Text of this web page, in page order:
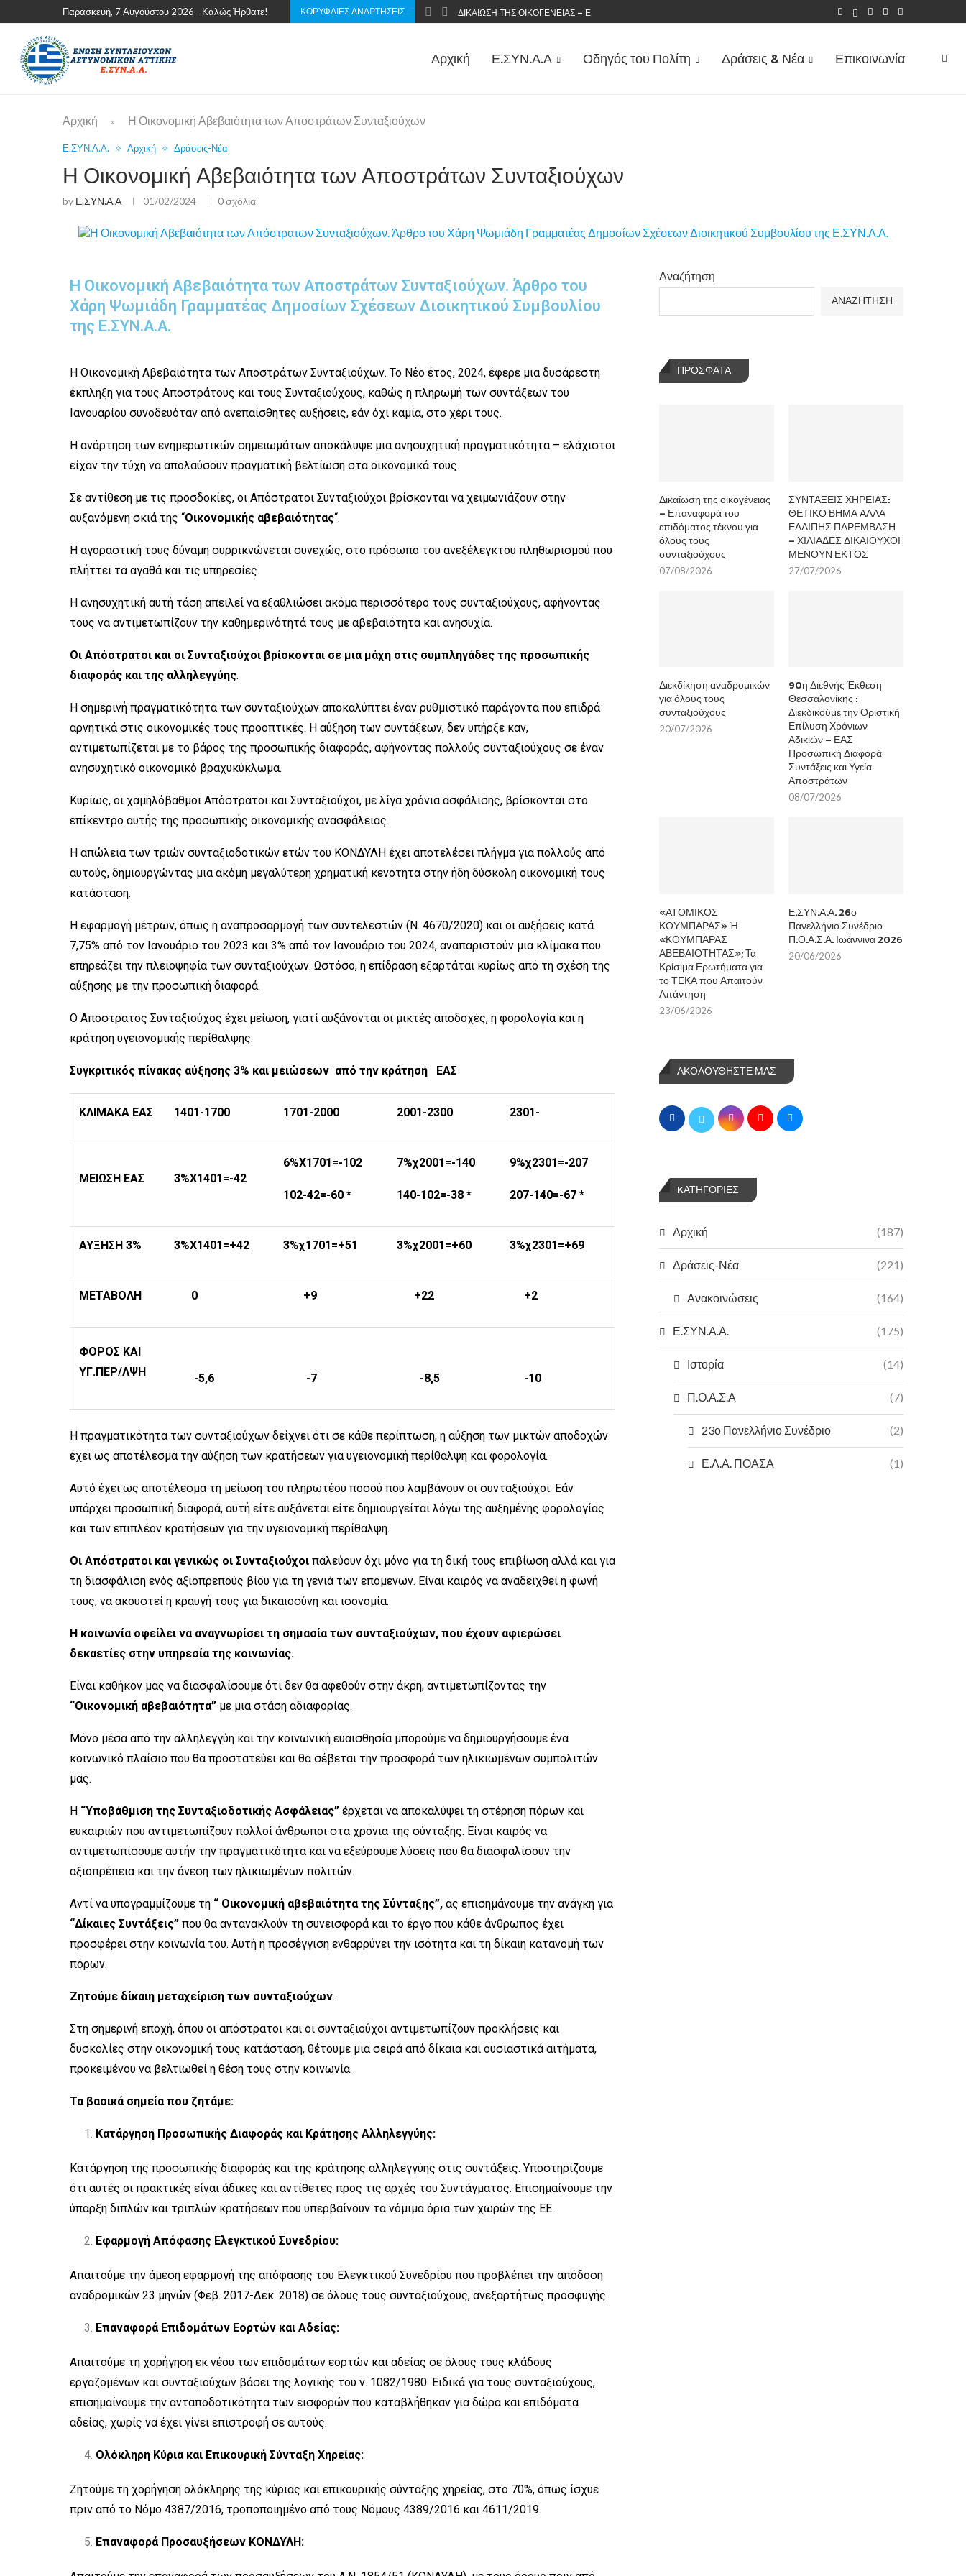
Παρασκευή, 7 Αυγούστου 2026 - Καλώς Ήρθατε! ΚΟΡΥΦΑΊΕΣ ΑΝΑΡΤΉΣΕΙΣ ΔΙΚΑΊΩΣΗ ΤΗΣ ΟΙΚΟΓΈΝΕΙΑΣ – ΕΠΑΝΑΦΟΡΆ ΤΟΥ ΕΠΙΔΌΜΑΤΟΣ ΤΈΚΝΟΥ...
Αρχική Ε.ΣΥΝ.Α.Α Οδηγός του Πολίτη Δράσεις & Νέα Επικοινωνία
Αρχική » Η Οικονομική Αβεβαιότητα των Αποστράτων Συνταξιούχων
Ε.ΣΥΝ.Α.Α. Αρχική Δράσεις-Νέα
Η Οικονομική Αβεβαιότητα των Αποστράτων Συνταξιούχων
by Ε.ΣΥΝ.Α.Α 01/02/2024 0 σχόλια
Η Οικονομική Αβεβαιότητα των Αποστράτων Συνταξιούχων. Άρθρο του
Χάρη Ψωμιάδη Γραμματέας Δημοσίων Σχέσεων Διοικητικού Συμβουλίου
της Ε.ΣΥΝ.Α.Α.
Η Οικονομική Αβεβαιότητα των Αποστράτων Συνταξιούχων. Το Νέο έτος, 2024, έφερε μια δυσάρεστη
έκπληξη για τους Αποστράτους και τους Συνταξιούχους, καθώς η πληρωμή των συντάξεων του
Ιανουαρίου συνοδευόταν από ανεπαίσθητες αυξήσεις, εάν όχι καμία, στο χέρι τους.
Η ανάρτηση των ενημερωτικών σημειωμάτων αποκάλυψε μια ανησυχητική πραγματικότητα – ελάχιστοι
είχαν την τύχη να απολαύσουν πραγματική βελτίωση στα οικονομικά τους.
Σε αντίθεση με τις προσδοκίες, οι Απόστρατοι Συνταξιούχοι βρίσκονται να χειμωνιάζουν στην
αυξανόμενη σκιά της “Οικονομικής αβεβαιότητας“.
Η αγοραστική τους δύναμη συρρικνώνεται συνεχώς, στο πρόσωπο του ανεξέλεγκτου πληθωρισμού που
πλήττει τα αγαθά και τις υπηρεσίες.
Η ανησυχητική αυτή τάση απειλεί να εξαθλιώσει ακόμα περισσότερο τους συνταξιούχους, αφήνοντας
τους να αντιμετωπίζουν την καθημερινότητά τους με αβεβαιότητα και ανησυχία.
Οι Απόστρατοι και οι Συνταξιούχοι βρίσκονται σε μια μάχη στις συμπληγάδες της προσωπικής
διαφοράς και της αλληλεγγύης.
Η σημερινή πραγματικότητα των συνταξιούχων αποκαλύπτει έναν ρυθμιστικό παράγοντα που επιδρά
αρνητικά στις οικονομικές τους προοπτικές. Η αύξηση των συντάξεων, δεν υπήρξε καν,
αντιμετωπίζεται με το βάρος της προσωπικής διαφοράς, αφήνοντας πολλούς συνταξιούχους σε έναν
ανησυχητικό οικονομικό βραχυκύκλωμα.
Κυρίως, οι χαμηλόβαθμοι Απόστρατοι και Συνταξιούχοι, με λίγα χρόνια ασφάλισης, βρίσκονται στο
επίκεντρο αυτής της προσωπικής οικονομικής ανασφάλειας.
Η απώλεια των τριών συνταξιοδοτικών ετών του ΚΟΝΔΥΛΗ έχει αποτελέσει πλήγμα για πολλούς από
αυτούς, δημιουργώντας μια ακόμη μεγαλύτερη χρηματική κενότητα στην ήδη δύσκολη οικονομική τους
κατάσταση.
Η εφαρμογή μέτρων, όπως η αναπροσαρμογή των συντελεστών (Ν. 4670/2020) και οι αυξήσεις κατά
7,75% από τον Ιανουάριο του 2023 και 3% από τον Ιανουάριο του 2024, αναπαριστούν μια κλίμακα που
επηρεάζει την πλειοψηφία των συνταξιούχων. Ωστόσο, η επίδραση εξαρτάται κυρίως από τη σχέση της
αύξησης με την προσωπική διαφορά.
Ο Απόστρατος Συνταξιούχος έχει μείωση, γιατί αυξάνονται οι μικτές αποδοχές, η φορολογία και η
κράτηση υγειονομικής περίθαλψης.
Συγκριτικός πίνακας αύξησης 3% και μειώσεων από την κράτηση ΕΑΣ
ΚΛΙΜΑΚΑ ΕΑΣ 1401-1700 1701-2000 2001-2300 2301-
ΜΕΙΩΣΗ ΕΑΣ 3%Χ1401=-42
6%Χ1701=-102
102-42=-60 *
7%χ2001=-140
140-102=-38 *
9%χ2301=-207
207-140=-67 *
ΑΥΞΗΣΗ 3% 3%Χ1401=+42 3%χ1701=+51 3%χ2001=+60 3%χ2301=+69
ΜΕΤΑΒΟΛΗ 0 +9 +22 +2
ΦΟΡΟΣ ΚΑΙ
ΥΓ.ΠΕΡ/ΛΨΗ
-5,6 -7 -8,5 -10
Η πραγματικότητα των συνταξιούχων δείχνει ότι σε κάθε περίπτωση, η αύξηση των μικτών αποδοχών
έχει ως αποτέλεσμα την αύξηση των κρατήσεων για υγειονομική περίθαλψη και φορολογία.
Αυτό έχει ως αποτέλεσμα τη μείωση του πληρωτέου ποσού που λαμβάνουν οι συνταξιούχοι. Εάν
υπάρχει προσωπική διαφορά, αυτή είτε αυξάνεται είτε δημιουργείται λόγω της αυξημένης φορολογίας
και των επιπλέον κρατήσεων για την υγειονομική περίθαλψη.
Οι Απόστρατοι και γενικώς οι Συνταξιούχοι παλεύουν όχι μόνο για τη δική τους επιβίωση αλλά και για
τη διασφάλιση ενός αξιοπρεπούς βίου για τη γενιά των επόμενων. Είναι καιρός να αναδειχθεί η φωνή
τους, να ακουστεί η κραυγή τους για δικαιοσύνη και ισονομία.
Η κοινωνία οφείλει να αναγνωρίσει τη σημασία των συνταξιούχων, που έχουν αφιερώσει
δεκαετίες στην υπηρεσία της κοινωνίας.
Είναι καθήκον μας να διασφαλίσουμε ότι δεν θα αφεθούν στην άκρη, αντιμετωπίζοντας την
“Οικονομική αβεβαιότητα” με μια στάση αδιαφορίας.
Μόνο μέσα από την αλληλεγγύη και την κοινωνική ευαισθησία μπορούμε να δημιουργήσουμε ένα
κοινωνικό πλαίσιο που θα προστατεύει και θα σέβεται την προσφορά των ηλικιωμένων συμπολιτών
μας.
Η “Υποβάθμιση της Συνταξιοδοτικής Ασφάλειας” έρχεται να αποκαλύψει τη στέρηση πόρων και
ευκαιριών που αντιμετωπίζουν πολλοί άνθρωποι στα χρόνια της σύνταξης. Είναι καιρός να
αντιμετωπίσουμε αυτήν την πραγματικότητα και να εξεύρουμε λύσεις που θα διασφαλίσουν την
αξιοπρέπεια και την άνεση των ηλικιωμένων πολιτών.
Αντί να υπογραμμίζουμε τη “ Οικονομική αβεβαιότητα της Σύνταξης”, ας επισημάνουμε την ανάγκη για
“Δίκαιες Συντάξεις” που θα αντανακλούν τη συνεισφορά και το έργο που κάθε άνθρωπος έχει
προσφέρει στην κοινωνία του. Αυτή η προσέγγιση ενθαρρύνει την ισότητα και τη δίκαιη κατανομή των
πόρων.
Ζητούμε δίκαιη μεταχείριση των συνταξιούχων.
Στη σημερινή εποχή, όπου οι απόστρατοι και οι συνταξιούχοι αντιμετωπίζουν προκλήσεις και
δυσκολίες στην οικονομική τους κατάσταση, θέτουμε μια σειρά από δίκαια και ουσιαστικά αιτήματα,
προκειμένου να βελτιωθεί η θέση τους στην κοινωνία.
Τα βασικά σημεία που ζητάμε:
Κατάργηση Προσωπικής Διαφοράς και Κράτησης Αλληλεγγύης:
Κατάργηση της προσωπικής διαφοράς και της κράτησης αλληλεγγύης στις συντάξεις. Υποστηρίζουμε
ότι αυτές οι πρακτικές είναι άδικες και αντίθετες προς τις αρχές του Συντάγματος. Επισημαίνουμε την
ύπαρξη διπλών και τριπλών κρατήσεων που υπερβαίνουν τα νόμιμα όρια των χωρών της ΕΕ.
Εφαρμογή Απόφασης Ελεγκτικού Συνεδρίου:
Απαιτούμε την άμεση εφαρμογή της απόφασης του Ελεγκτικού Συνεδρίου που προβλέπει την απόδοση
αναδρομικών 23 μηνών (Φεβ. 2017-Δεκ. 2018) σε όλους τους συνταξιούχους, ανεξαρτήτως προσφυγής.
Επαναφορά Επιδομάτων Εορτών και Αδείας:
Απαιτούμε τη χορήγηση εκ νέου των επιδομάτων εορτών και αδείας σε όλους τους κλάδους
εργαζομένων και συνταξιούχων βάσει της λογικής του ν. 1082/1980. Ειδικά για τους συνταξιούχους,
επισημαίνουμε την ανταποδοτικότητα των εισφορών που καταβλήθηκαν για δώρα και επιδόματα
αδείας, χωρίς να έχει γίνει επιστροφή σε αυτούς.
Ολόκληρη Κύρια και Επικουρική Σύνταξη Χηρείας:
Ζητούμε τη χορήγηση ολόκληρης της κύριας και επικουρικής σύνταξης χηρείας, στο 70%, όπως ίσχυε
πριν από το Νόμο 4387/2016, τροποποιημένο από τους Νόμους 4389/2016 και 4611/2019.
Επαναφορά Προσαυξήσεων ΚΟΝΔΥΛΗ:
Αναζήτηση
ΑΝΑΖΗΤΗΣΗ
ΠΡΌΣΦΑΤΑ
Δικαίωση της οικογένειας
– Επαναφορά του
επιδόματος τέκνου για
όλους τους
συνταξιούχους
07/08/2026
ΣΥΝΤΑΞΕΙΣ ΧΗΡΕΙΑΣ:
ΘΕΤΙΚΟ ΒΗΜΑ ΑΛΛΑ
ΕΛΛΙΠΗΣ ΠΑΡΕΜΒΑΣΗ
– ΧΙΛΙΑΔΕΣ ΔΙΚΑΙΟΥΧΟΙ
ΜΕΝΟΥΝ ΕΚΤΟΣ
27/07/2026
Διεκδίκηση αναδρομικών
για όλους τους
συνταξιούχους
20/07/2026
90η Διεθνής Έκθεση
Θεσσαλονίκης :
Διεκδικούμε την Οριστική
Επίλυση Χρόνιων
Αδικιών – ΕΑΣ
Προσωπική Διαφορά
Συντάξεις και Υγεία
Αποστράτων
08/07/2026
«ΑΤΟΜΙΚΟΣ
ΚΟΥΜΠΑΡΑΣ» Ή
«ΚΟΥΜΠΑΡΑΣ
ΑΒΕΒΑΙΟΤΗΤΑΣ»; Τα
Κρίσιμα Ερωτήματα για
το ΤΕΚΑ που Απαιτούν
Απάντηση
23/06/2026
Ε.ΣΥΝ.Α.Α. 26ο
Πανελλήνιο Συνέδριο
Π.Ο.Α.Σ.Α. Ιωάννινα 2026
20/06/2026
ΑΚΟΛΟΥΘΗΣΤΕ ΜΑΣ
KΑΤΗΓΟΡΊΕΣ
Αρχική (187)
Δράσεις-Νέα (221)
Ανακοινώσεις (164)
Ε.ΣΥΝ.Α.Α. (175)
Ιστορία (14)
Π.Ο.Α.Σ.Α (7)
23ο Πανελλήνιο Συνέδριο (2)
Ε.Λ.Α. ΠΟΑΣΑ (1)